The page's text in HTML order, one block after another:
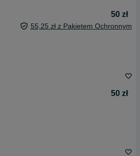
50 zł
55,25 zł z Pakietem Ochronnym
50 zł